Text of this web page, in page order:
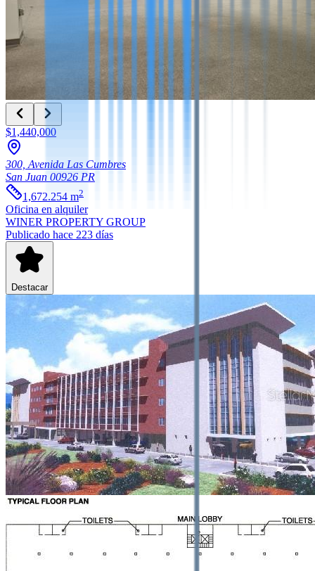
$1,440,000
300, Avenida Las Cumbres
San Juan 00926 PR
1,672.254 m2
Oficina en alquiler
WINER PROPERTY GROUP
Publicado hace 223 días
Destacar